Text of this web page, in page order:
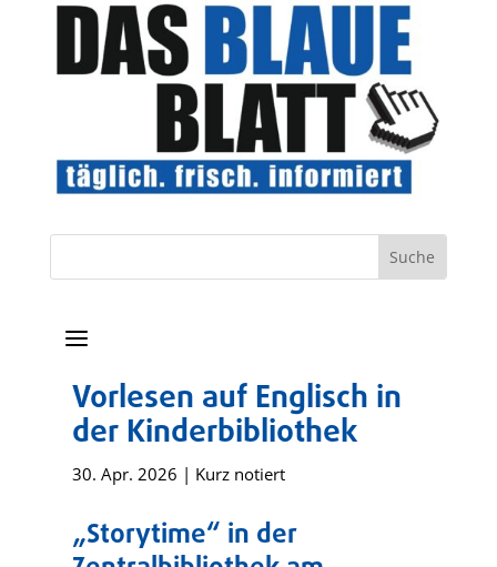
a
Vorlesen auf Englisch in
der Kinderbibliothek
30. Apr. 2026 | Kurz notiert
„Storytime“ in der